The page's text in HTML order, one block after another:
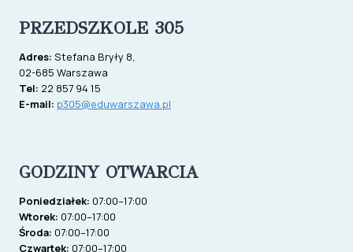
PRZEDSZKOLE 305
Adres: Stefana Bryły 8,
02-685 Warszawa
Tel: 22 857 94 15
E-mail: p305@eduwarszawa.pl
GODZINY OTWARCIA
Poniedziałek: 07:00–17:00
Wtorek: 07:00–17:00
Środa: 07:00–17:00
Czwartek: 07:00–17:00